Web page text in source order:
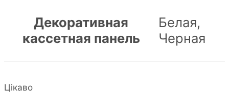
Декоративная
кассетная панель
Белая,
Черная
Цікаво